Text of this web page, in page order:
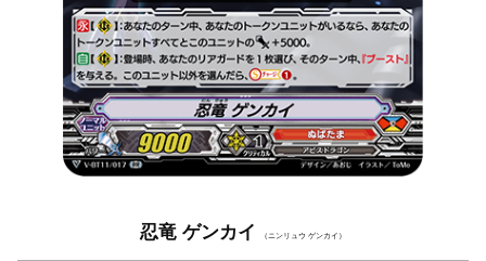
忍竜 ゲンカイ （ニンリュウ ゲンカイ）